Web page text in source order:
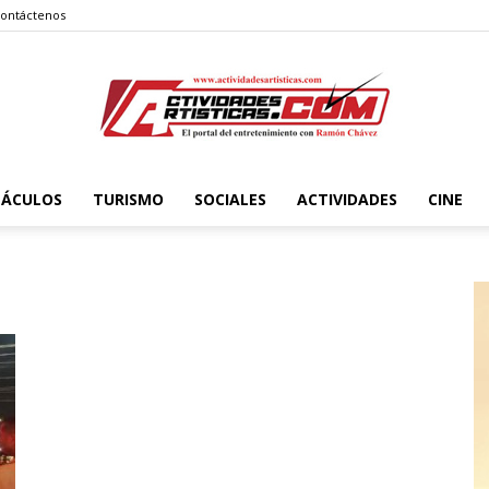
Actividadesartisticas.com
TURISMO SOCIALES ACTIVIDADES CINE